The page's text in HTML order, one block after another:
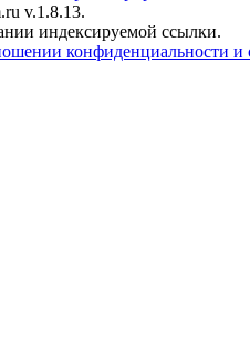
v.1.8.13.
индексируемой ссылки.
конфиденциальности